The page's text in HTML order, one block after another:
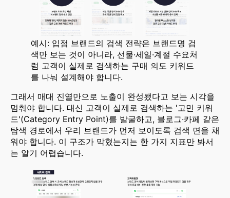
예시: 입점 브랜드의 검색 전략은 브랜드명 검
색만 보는 것이 아니라, 선물·세일·계절 수요처
럼 고객이 실제로 검색하는 구매 의도 키워드
를 나눠 설계해야 합니다.
그래서 매대 진열만으로 노출이 완성됐다고 보는 시각을
멈춰야 합니다. 대신 고객이 실제로 검색하는 '고민 키워
드'(Category Entry Point)를 발굴하고, 블로그·카페 같은
탐색 경로에서 우리 브랜드가 먼저 보이도록 검색 면을 채
워야 합니다. 이 구조가 막혔는지는 한 가지 지표만 봐서
는 알기 어렵습니다.